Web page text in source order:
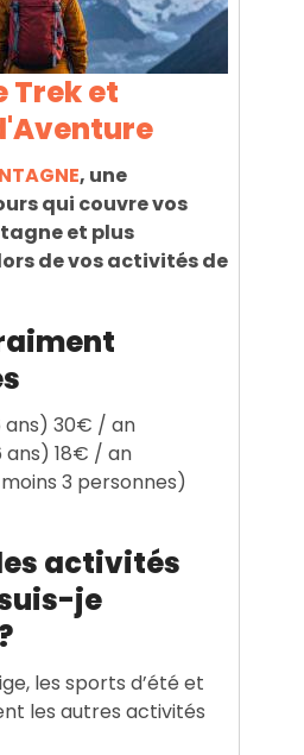
Trek et
, une
qui couvre vos
et plus
de vos activités de
ans) 30€ / an
ans) 18€ / an
3 personnes)
activités
je
les sports d’été et
les autres activités